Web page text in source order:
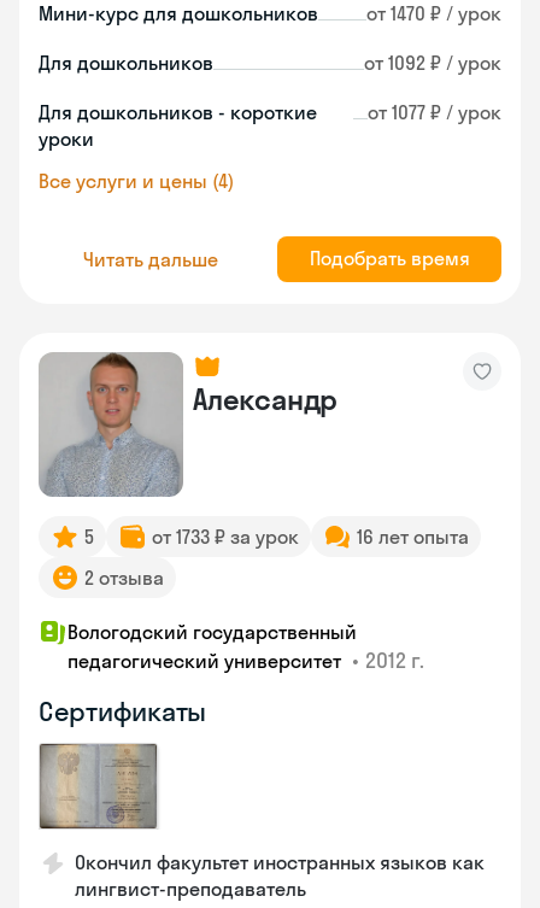
Мини-курс для дошкольников от 1470 ₽ / урок
Для дошкольников от 1092 ₽ / урок
Для дошкольников - короткие
уроки
от 1077 ₽ / урок
Все услуги и цены (4)
Читать дальше Подобрать время
Александр
5 от 1733 ₽ за урок
16 лет опыта
2 отзыва
Вологодский государственный
педагогический университет • 2012 г.
Сертификаты
Окончил факультет иностранных языков как
лингвист-преподаватель